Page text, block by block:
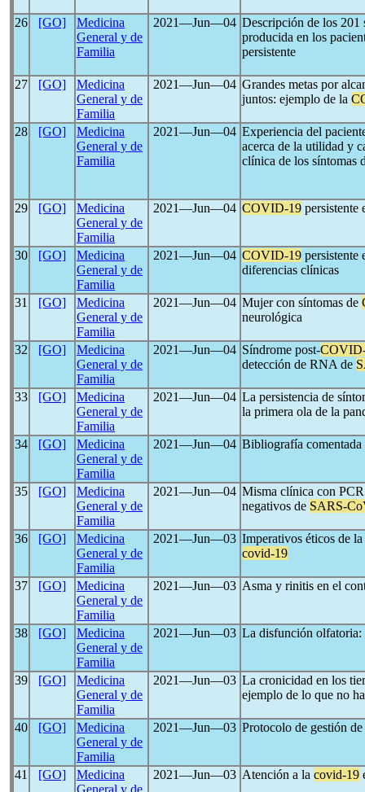
26 [GO]
Medicina
General y de
Familia
2021―Jun―04 Descripción de los 201
producida en los
persistente
27 [GO]
Medicina
General y de
Familia
2021―Jun―04 Grandes metas por
juntos: ejemplo de la
28 [GO]
Medicina
General y de
Familia
2021―Jun―04 Experiencia del
acerca de la utilidad y
clínica de los síntomas
29 [GO]
Medicina
General y de
Familia
2021―Jun―04 COVID-19 persistente
30 [GO]
Medicina
General y de
Familia
2021―Jun―04 COVID-19 persistente
diferencias clínicas
31 [GO]
Medicina
General y de
Familia
2021―Jun―04 Mujer con síntomas de
neurológica
32 [GO]
Medicina
General y de
Familia
2021―Jun―04 Síndrome post-
detección de RNA de
33 [GO]
Medicina
General y de
Familia
2021―Jun―04 La persistencia de
la primera ola de la
34 [GO]
Medicina
General y de
Familia
2021―Jun―04 Bibliografía
35 [GO]
Medicina
General y de
Familia
2021―Jun―04 Misma clínica con
negativos de SARS-
36 [GO]
Medicina
General y de
Familia
2021―Jun―03 Imperativos éticos de
covid-19
37 [GO]
Medicina
General y de
Familia
2021―Jun―03 Asma y rinitis en el
38 [GO]
Medicina
General y de
Familia
2021―Jun―03 La disfunción olfatoria:
39 [GO]
Medicina
General y de
Familia
2021―Jun―03 La cronicidad en los
ejemplo de lo que no
40 [GO]
Medicina
General y de
Familia
2021―Jun―03 Protocolo de gestión
41 [GO]
Medicina
General y de
2021―Jun―03 Atención a la covid-19